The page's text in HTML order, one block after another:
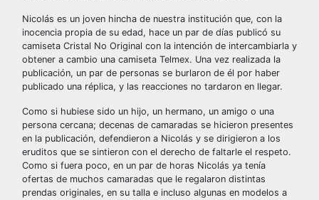
Nicolás es un joven hincha de nuestra institución que, con la
inocencia propia de su edad, hace un par de días publicó su
camiseta Cristal No Original con la intención de intercambiarla y
obtener a cambio una camiseta Telmex. Una vez realizada la
publicación, un par de personas se burlaron de él por haber
publicado una réplica, y las reacciones no tardaron en llegar.
Como si hubiese sido un hijo, un hermano, un amigo o una
persona cercana; decenas de camaradas se hicieron presentes
en la publicación, defendieron a Nicolás y se dirigieron a los
eruditos que se sintieron con el derecho de faltarle el respeto.
Como si fuera poco, en un par de horas Nicolás ya tenía
ofertas de muchos camaradas que le regalaron distintas
prendas originales, en su talla e incluso algunas en modelos a